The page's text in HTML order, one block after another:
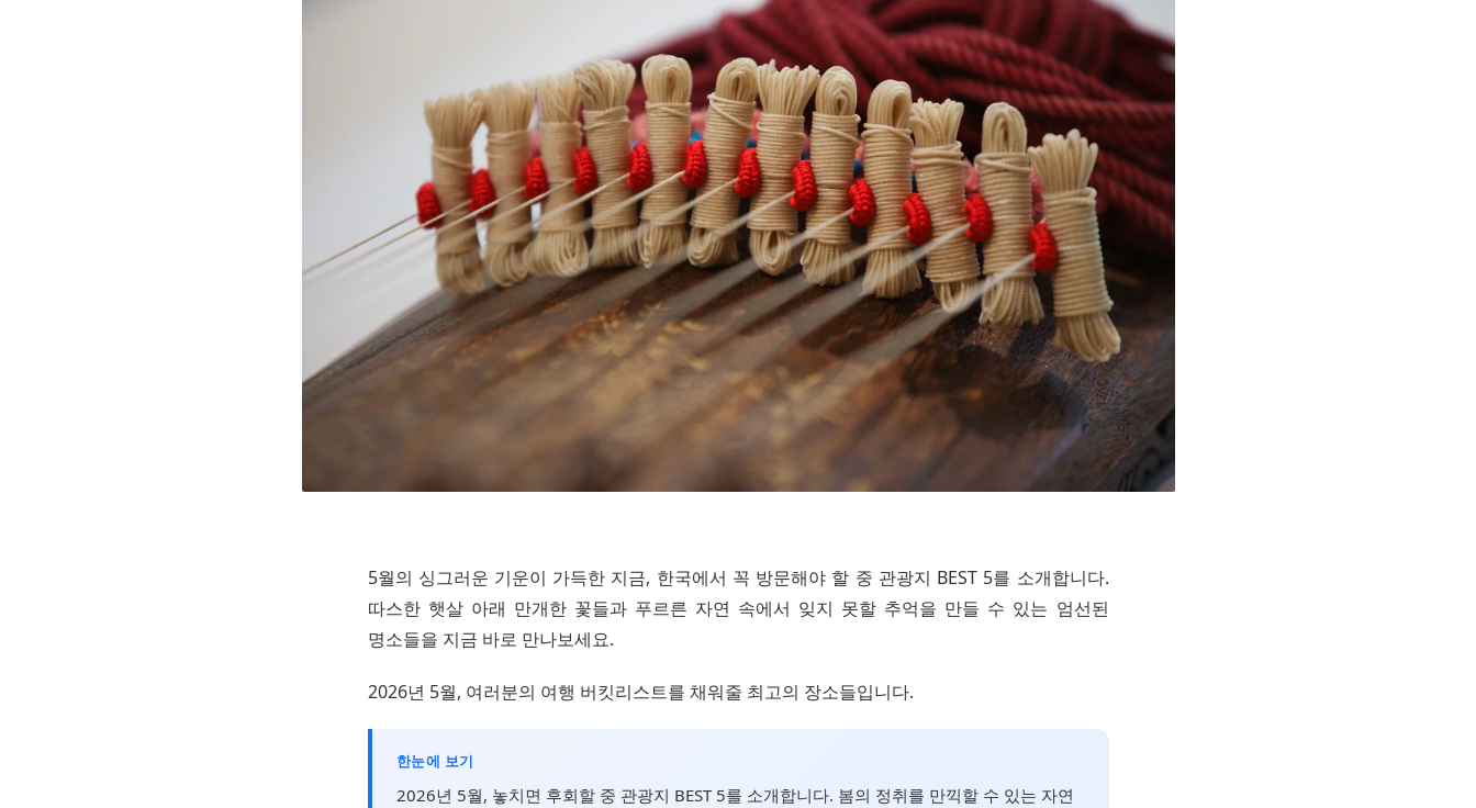
5월의 싱그러운 기운이 가득한 지금, 한국에서 꼭 방문해야 할 중 관광지 BEST 5를 소개합니다.
따스한 햇살 아래 만개한 꽃들과 푸르른 자연 속에서 잊지 못할 추억을 만들 수 있는 엄선된
명소들을 지금 바로 만나보세요.
2026년 5월, 여러분의 여행 버킷리스트를 채워줄 최고의 장소들입니다.
한눈에 보기
2026년 5월, 놓치면 후회할 중 관광지 BEST 5를 소개합니다. 봄의 정취를 만끽할 수 있는 자연